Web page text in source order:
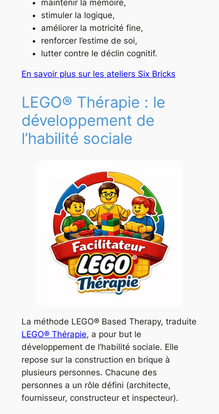
maintenir la mémoire,
stimuler la logique,
améliorer la motricité fine,
renforcer l’estime de soi,
lutter contre le déclin cognitif.
En savoir plus sur les ateliers Six Bricks
LEGO® Thérapie : le
développement de
l’habilité sociale
La méthode LEGO® Based Therapy, traduite
LEGO® Thérapie, a pour but le
développement de l’habilité sociale. Elle
repose sur la construction en brique à
plusieurs personnes. Chacune des
personnes a un rôle défini (architecte,
fournisseur, constructeur et inspecteur).